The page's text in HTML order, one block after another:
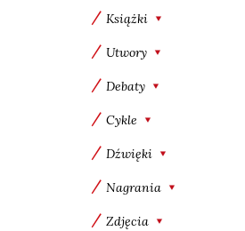
Książki
Utwory
Debaty
Cykle
Dźwięki
Nagrania
Zdjęcia